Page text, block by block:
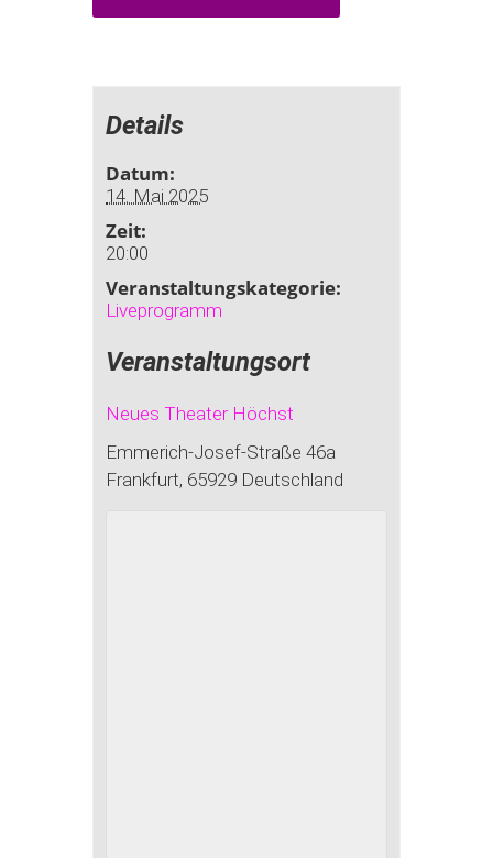
Details
Datum:
14. Mai 2025
Zeit:
20:00
Veranstaltungskategorie:
Liveprogramm
Veranstaltungsort
Neues Theater Höchst
Emmerich-Josef-Straße 46a
Frankfurt, 65929 Deutschland